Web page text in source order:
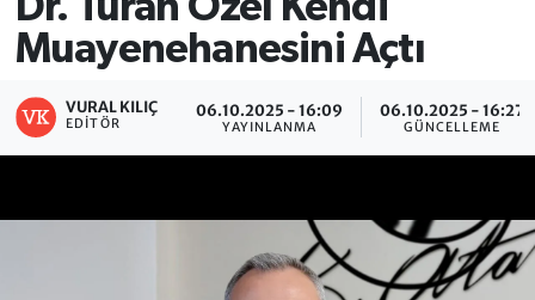
Muayenehanesini Açtı
VURAL KILIÇ
EDITÖR
06.10.2025 - 16:09
YAYINLANMA
06.10.2025 - 16:27
GÜNCELLEME
Süper Lig Puan Durumu ve Fikstür